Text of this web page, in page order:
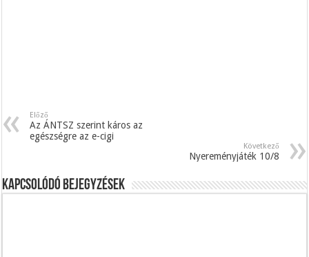
Előző
Az ÁNTSZ szerint káros az
egészségre az e-cigi
Következő
Nyereményjáték 10/8
Kapcsolódó bejegyzések